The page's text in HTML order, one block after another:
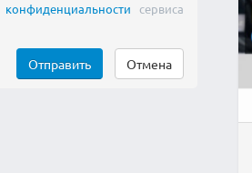
сервиса
Отправить Отмена